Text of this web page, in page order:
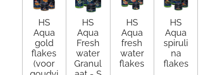
HS
Aqua
gold
flakes
(voor
HS
Aqua
Fresh
water
Granul
HS
Aqua
fresh
water
flakes
HS
Aqua
spiruli
na
flakes